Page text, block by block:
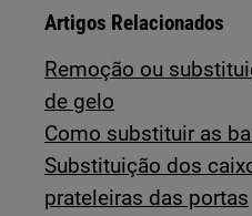
Artigos Relacionados
Remoção ou
de gelo
Como substituir as
Substituição dos
prateleiras das portas